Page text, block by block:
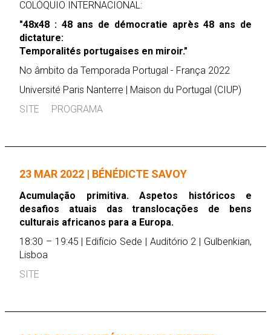
COLÓQUIO INTERNACIONAL:
"48x48 : 48 ans de démocratie après 48 ans de
dictature:
Temporalités portugaises en miroir."
No âmbito da Temporada Portugal - França 2022
Université Paris Nanterre | Maison du Portugal (CIUP)
SITE
PROGRAMA
23 MAR 2022 | BÉNÉDICTE SAVOY
Acumulação primitiva. Aspetos históricos e
desafios atuais das translocações de bens
culturais africanos para a Europa.
18:30 – 19:45 | Edifício Sede | Auditório 2 | Gulbenkian,
Lisboa
SITE